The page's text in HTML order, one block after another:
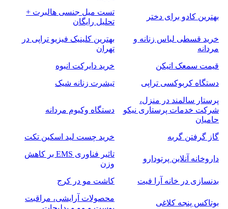
بهترین کادو برای دختر
تست میل جنسی هالبرت +
تحلیل رایگان
خرید قسطی لباس زنانه و
مردانه
بهترین کلینیک فیزیو تراپی در
تهران
قیمت سمعک اتیکن
خرید دایرکت انبوه
دستگاه کربوکسی تراپی
تیشرت زنانه شیک
پرستار سالمند در منزل،
شرکت خدمات پرستاری نیکو
حامیان
دستگاه وکیوم مردانه
گاز گرفتن گربه خرید چست لید اسکین تکت
داروخانه آنلاین پرتودارو
تاثیر فناوری EMS بر کاهش
وزن
بدنسازی در خانه آرا فیت
کاشت مو در کرج
بوتاکس پنجه کلاغی
محصولات آرایشی، مراقبت